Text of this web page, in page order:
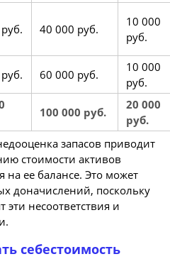
40 000 руб.
10 000
руб.
60 000 руб.
10 000
руб.
100 000 руб.
20 000
руб.
запасов приводит
стоимости активов
на ее балансе. Это может
доначислений, поскольку
несоответствия и
себестоимость